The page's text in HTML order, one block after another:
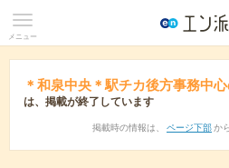
メニュー
＊和泉中央＊駅チカ後方事務中
は、掲載が終了しています
掲載時の情報は、 ページ下部 か